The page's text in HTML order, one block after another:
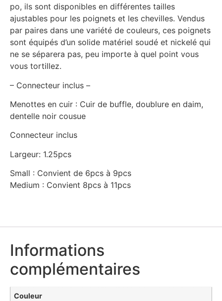
po, ils sont disponibles en différentes tailles
ajustables pour les poignets et les chevilles. Vendus
par paires dans une variété de couleurs, ces poignets
sont équipés d’un solide matériel soudé et nickelé qui
ne se séparera pas, peu importe à quel point vous
vous tortillez.
– Connecteur inclus –
Menottes en cuir : Cuir de buffle, doublure en daim,
dentelle noir cousue
Connecteur inclus
Largeur: 1.25pcs
Small : Convient de 6pcs à 9pcs
Medium : Convient 8pcs à 11pcs
Informations
complémentaires
Couleur